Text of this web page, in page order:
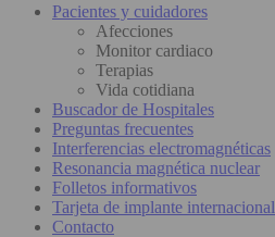
Pacientes y cuidadores
Afecciones
Monitor cardiaco
Terapias
Vida cotidiana
Buscador de Hospitales
Preguntas frecuentes
Interferencias electromagnéticas
Resonancia magnética nuclear
Folletos informativos
Tarjeta de implante internacional
Contacto